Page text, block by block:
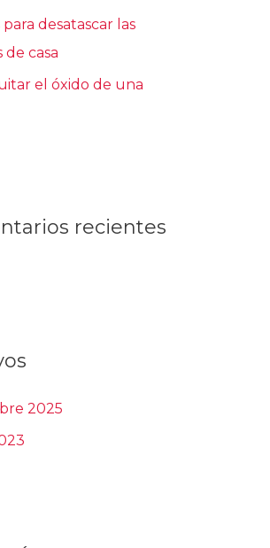
desatascar las
casa
el óxido de una
recientes
2025